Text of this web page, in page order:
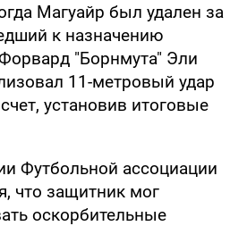
Магуайр был удален за
к назначению
"Борнмута" Эли
11-метровый удар
установив итоговые
Футбольной ассоциации
что защитник мог
оскорбительные